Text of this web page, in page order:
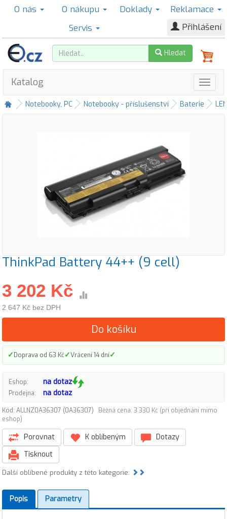
O nás O nákupu Doklady
Reklamace
Servis
Přihlášení
Hledat
Katalog
Notebooky, PC Notebooky - příslušenství Baterie
ThinkPad Battery 44++ (9 cell)
3 202 Kč
2 647 Kč bez DPH
Do košíku
✓Doprava od 63 Kč✓Vrácení 14 dní✓
Eshop: na dotaz
Prodejna: na dotaz
Kód: ALLNZ0A36307 (0A36307)
Běžná cena: 3 330 Kč (při objednání mimo
eshop)
Porovnat K oblíbeným
Dotazy
Tisknout
Další oblíbené produkty z této kategorie:
Popis Parametry